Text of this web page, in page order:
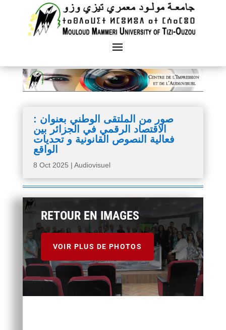
صور من الملتقى الوطني بعنوان :
الاقتصاد الرقمي في الجزائر بين
فعالية النصوص القانونية و تحديات
الواقع
8 Oct 2025 | Audiovisuel
RETOUR EN IMAGES
VOIR PLUS DE PHOTOS